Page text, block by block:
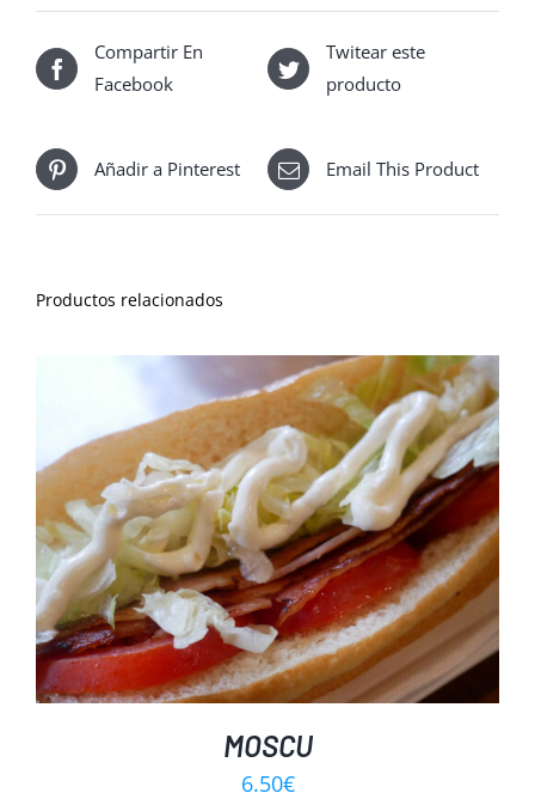
Compartir En
Facebook
Twitear este
producto
Añadir a Pinterest Email This Product
Productos relacionados
MOSCU
6.50€